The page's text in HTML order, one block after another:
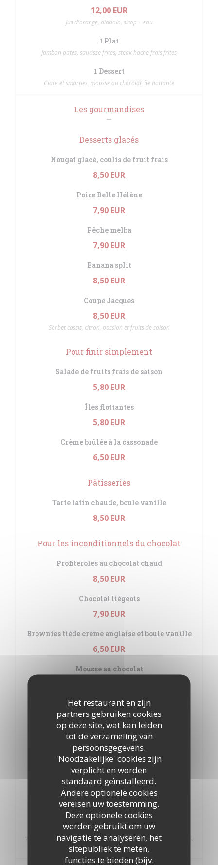
Het restaurant en zijn
partners gebruiken cookies
op deze site, wat kan leiden
tot de verzameling van
persoonsgegevens.
'Noodzakelijke' cookies zijn
verplicht en worden
standaard geïnstalleerd.
Andere optionele cookies
vereisen uw toestemming.
Deze optionele cookies
worden gebruikt om uw
navigatie te analyseren, het
sitepubliek te meten,
functies te bieden (bijv.
12,00 EUR
Jus d'orange, diabolo, sirop + eau
1 Plat
Jambon pates, saucisse frites, steak hache frais frites
1 Dessert
Glace et smarties, mousse au chocolat, île flottante
Les gourmandises
Desserts glacés
Nougat glacé, coulis de fruit frais
8,50 EUR
Poire Belle Hélène
7,90 EUR
Pêche melba
7,90 EUR
Banana split
8,50 EUR
Coupe Jacques
8,50 EUR
Sorbet cassis, citron, passion et fruits de saison
Pour finir simplement
Salade de fruits frais de saison
5,80 EUR
Îles flottantes
5,80 EUR
Crème brûlée à la cassonade
6,50 EUR
Pâtisseries
Tarte tatin chaude, boule vanille
8,50 EUR
Pour les inconditionnels du chocolat
Profiteroles au chocolat chaud
8,50 EUR
Chocolat liégeois
7,90 EUR
Brownies tiède crème anglaise et boule vanille
6,50 EUR
Mousse au chocolat
Et pour les amateurs de café
Café Liégeois
7,90 EUR
Alexandra glacé
8,50 EUR
2 Boules café, cognac, chantilly
Coupe 2 boules
5,20 EUR
vanille, café, chocolat, caramel, framboise, fraise, passion, cassis,
orange